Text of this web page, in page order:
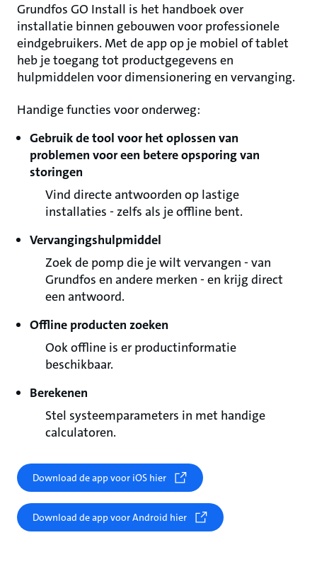
Grundfos GO Install is het handboek over
installatie binnen gebouwen voor professionele
eindgebruikers. Met de app op je mobiel of tablet
heb je toegang tot productgegevens en
hulpmiddelen voor dimensionering en vervanging.
Handige functies voor onderweg:
Gebruik de tool voor het oplossen van
problemen voor een betere opsporing van
storingen
Vind directe antwoorden op lastige
installaties - zelfs als je offline bent.
Vervangingshulpmiddel
Zoek de pomp die je wilt vervangen - van
Grundfos en andere merken - en krijg direct
een antwoord.
Offline producten zoeken
Ook offline is er productinformatie
beschikbaar.
Berekenen
Stel systeemparameters in met handige
calculatoren.
Download de app voor iOS hier
Download de app voor Android hier